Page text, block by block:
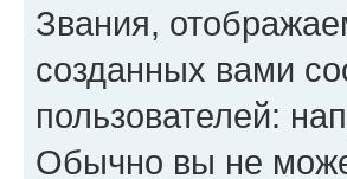
Звания,
созданных вами
пользователей:
Обычно вы не